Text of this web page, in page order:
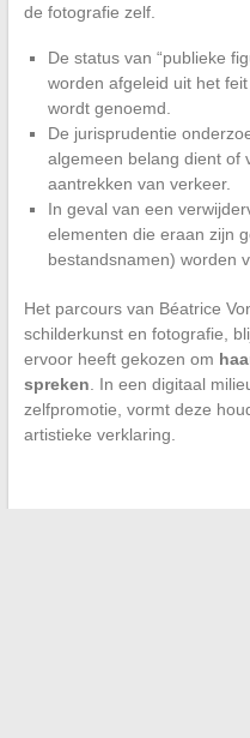
de fotografie zelf.
De status van “publieke
worden afgeleid uit het
wordt genoemd.
De jurisprudentie
algemeen belang dient of
aantrekken van verkeer.
In geval van een
elementen die eraan zijn
bestandsnamen) worden
Het parcours van Béatrice
schilderkunst en fotografie,
ervoor heeft gekozen om
spreken. In een digitaal
zelfpromotie, vormt deze
artistieke verklaring.